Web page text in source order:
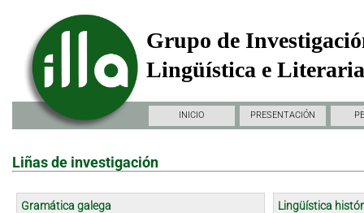
Grupo de
Lingüística e
INICIO PRESENTACIÓN
Liñas de investigación
Gramática galega Lingüística